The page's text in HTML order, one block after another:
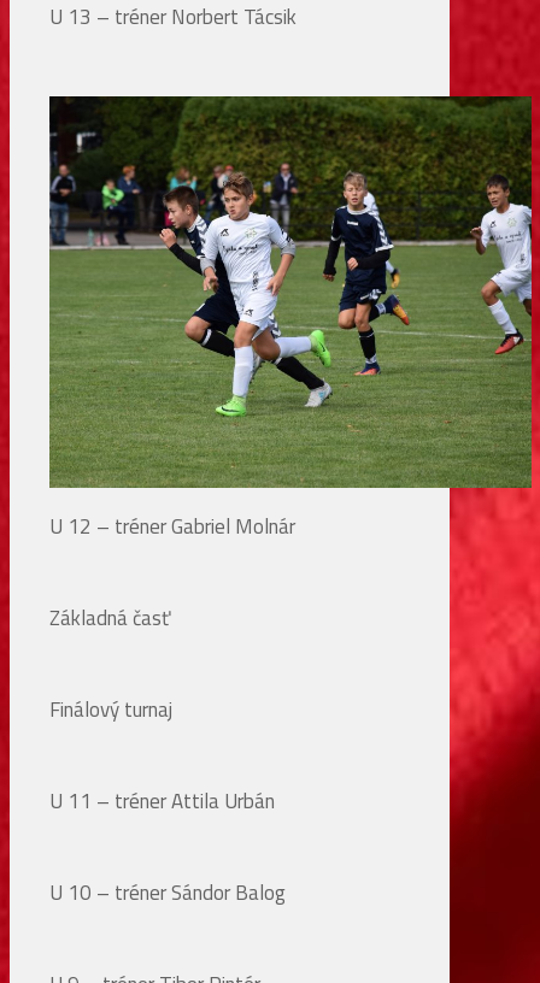
U 13 – tréner Norbert Tácsik
U 12 – tréner Gabriel Molnár
Základná časť
Finálový turnaj
U 11 – tréner Attila Urbán
U 10 – tréner Sándor Balog